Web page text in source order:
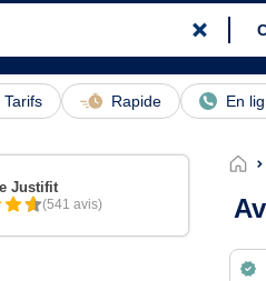
Tarifs Rapide En
Justifit
(541 avis)